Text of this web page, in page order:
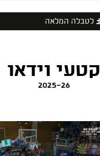
לטבלה המלאה
קטעי וידאו
2025-26